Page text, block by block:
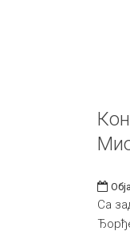
Са